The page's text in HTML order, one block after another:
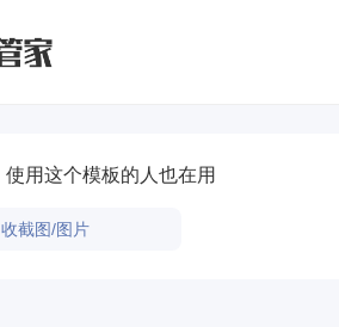
使用这个模板的人也在用
收截图/图片